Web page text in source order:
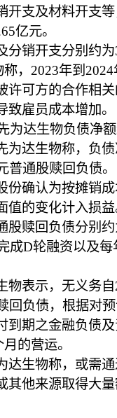
开支及材料开支
亿元。
销开支分别约为
，2023年到
许可方的合作相
雇员成本增加。
达生物负债净额
为达生物称，负
普通股赎回负债。
确认为按摊销成
值的变化计入损
赎回负债分别约
成D轮融资以及每
表示，无义务自
回负债，根据对
到期之金融负债
的营运。
生物称，或需通
其他来源取得大